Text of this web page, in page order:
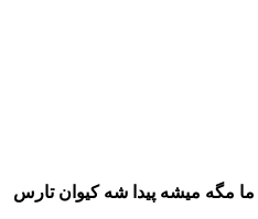
ما مگه میشه پیدا شه کیوان تارس